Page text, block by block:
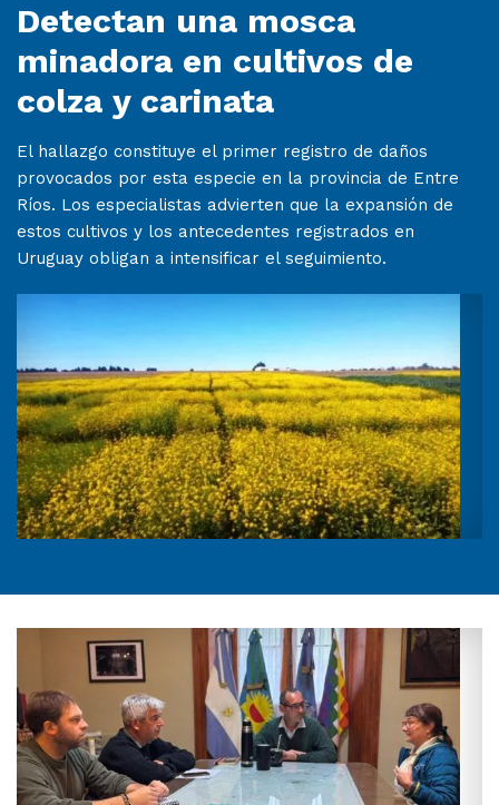
Detectan una mosca
minadora en cultivos de
colza y carinata
El hallazgo constituye el primer registro de daños
provocados por esta especie en la provincia de Entre
Ríos. Los especialistas advierten que la expansión de
estos cultivos y los antecedentes registrados en
Uruguay obligan a intensificar el seguimiento.